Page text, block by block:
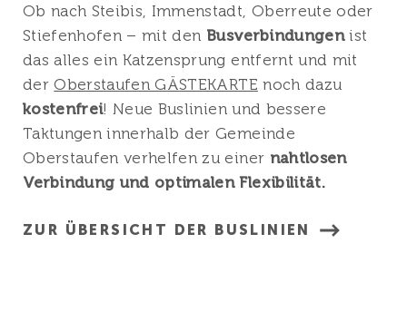
Ob nach Steibis, Immenstadt, Oberreute oder
Stiefenhofen – mit den Busverbindungenist
das alles ein Katzensprung entfernt und mit
derOberstaufen GÄSTEKARTE noch dazu
kostenfrei! Neue Buslinien und bessere
Taktungen innerhalb der Gemeinde
Oberstaufen verhelfen zu einer nahtlosen
Verbindung und optimalen Flexibilität.
ZUR ÜBERSICHT DER BUSLINIEN